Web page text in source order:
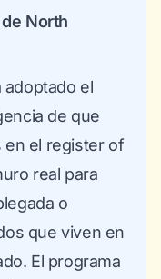
North
adoptado el
de que
en el register of
real para
o
que viven en
El programa